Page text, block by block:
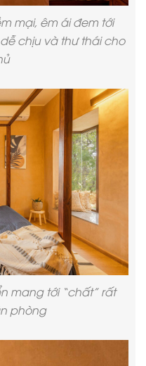
mại, êm ái đem tới
chịu và thư thái cho
mang tới “chất” rất
phòng